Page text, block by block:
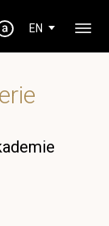
EN